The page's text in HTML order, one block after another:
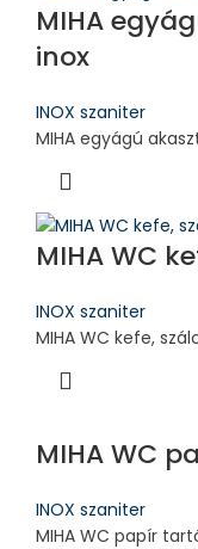
MIHA
inox
INOX szaniter
MIHA egyágú
MIHA WC
INOX szaniter
MIHA WC kefe,
MIHA WC
INOX szaniter
MIHA WC papír